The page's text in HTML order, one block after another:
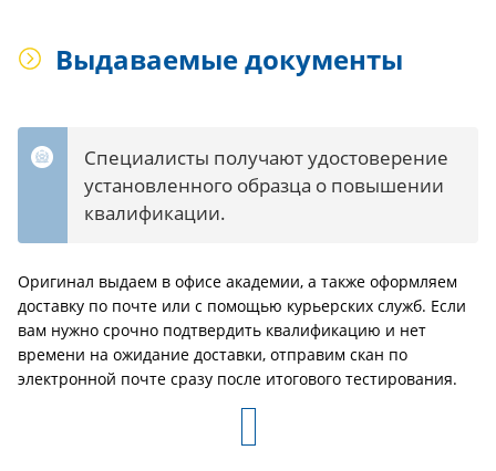
Выдаваемые документы
Специалисты получают удостоверение
установленного образца о повышении
квалификации.
Оригинал выдаем в офисе академии, а также оформляем
доставку по почте или с помощью курьерских служб. Если
вам нужно срочно подтвердить квалификацию и нет
времени на ожидание доставки, отправим скан по
электронной почте сразу после итогового тестирования.